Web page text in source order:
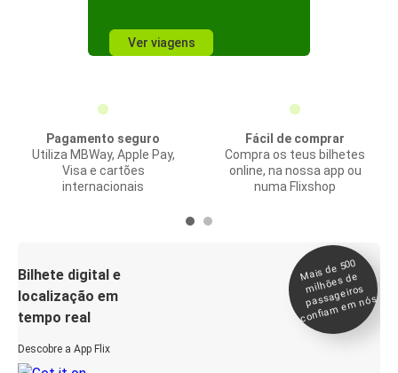
Ver viagens
Pagamento seguro
Utiliza MBWay, Apple Pay,
Visa e cartões
internacionais
Fácil de comprar
Compra os teus bilhetes
online, na nossa app ou
numa Flixshop
Bilhete digital e
localização em
tempo real
Descobre a App Flix
Mais de 500
milhões de
passageiros
confia
m e
m nós